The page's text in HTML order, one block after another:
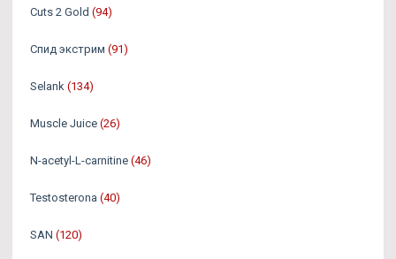
Cuts 2 Gold (94)
Спид экстрим (91)
Selank (134)
Muscle Juice (26)
N-acetyl-L-carnitine (46)
Testosterona (40)
SAN (120)